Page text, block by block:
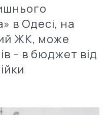
в Одесі, на
ЖК, може
– в бюджет від